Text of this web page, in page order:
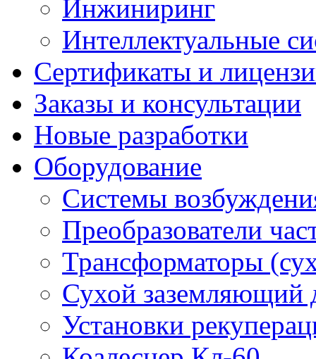
Инжиниринг
Интеллектуальные
Сертификаты и
Заказы и консультации
Новые разработки
Оборудование
Системы
Преобразователи
Трансформаторы
Сухой заземляющий
Установки